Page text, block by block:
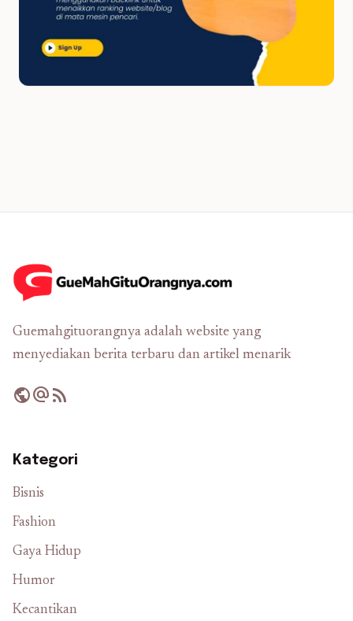
Guemahgituorangnya adalah website yang
menyediakan berita terbaru dan artikel menarik
publicalternate_emailrss_feed
Kategori
Bisnis
Fashion
Gaya Hidup
Humor
Kecantikan